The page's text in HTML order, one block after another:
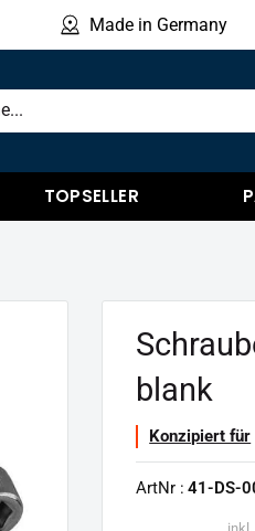
Made in Germany
TOPSELLER
blank
Konzipiert für
ArtNr : 41-DS-